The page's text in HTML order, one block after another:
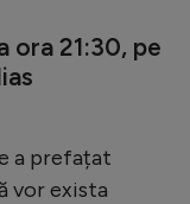
ora 21:30, pe
a prefațat
vor exista